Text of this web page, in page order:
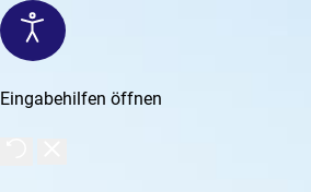
Eingabehilfen öffnen